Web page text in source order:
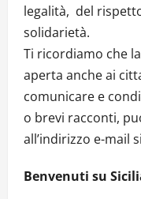
legalità, del
solidarietà.
Ti ricordiamo che
aperta anche ai
comunicare e
o brevi racconti,
all’indirizzo e-mail
Benvenuti su